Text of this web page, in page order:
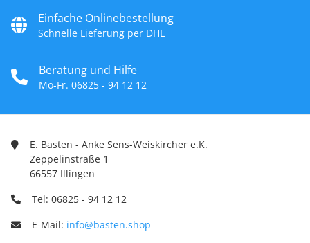
Einfache Onlinebestellung
Schnelle Lieferung per DHL
Beratung und Hilfe
Mo-Fr. 06825 - 94 12 12
E. Basten - Anke Sens-Weiskircher e.K.
Zeppelinstraße 1
66557 Illingen
Tel: 06825 - 94 12 12
E-Mail: info@basten.shop